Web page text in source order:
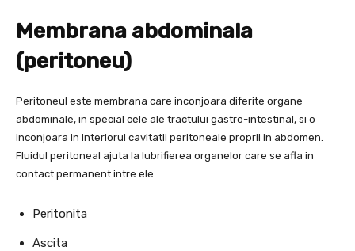
Membrana abdominala
(peritoneu)
Peritoneul este membrana care inconjoara diferite organe
abdominale, in special cele ale tractului gastro-intestinal, si o
inconjoara in interiorul cavitatii peritoneale proprii in abdomen.
Fluidul peritoneal ajuta la lubrifierea organelor care se afla in
contact permanent intre ele.
Peritonita
Ascita